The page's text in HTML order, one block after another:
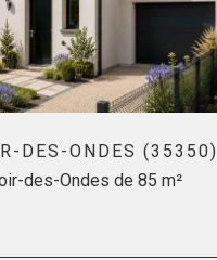
DES-ONDES (35350)
des-Ondes de 85 m²